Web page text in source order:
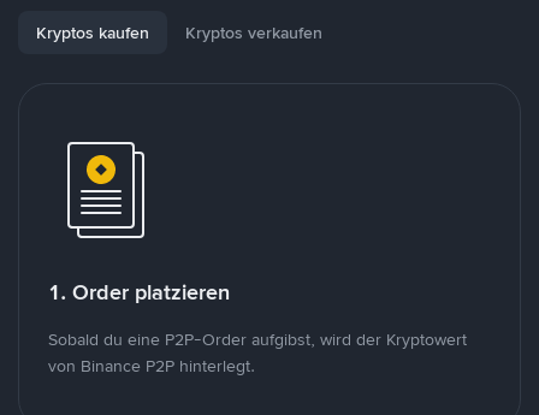
Kryptos kaufen Kryptos verkaufen
1. Order platzieren
Sobald du eine P2P-Order aufgibst, wird der Kryptowert
von Binance P2P hinterlegt.